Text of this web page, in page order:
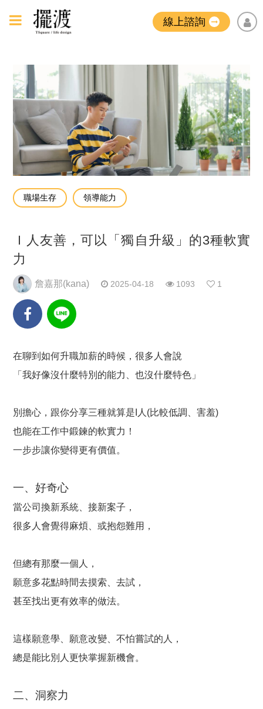
線上諮詢
職場生存 領導能力
Ｉ人友善，可以「獨自升級」的3種軟實
力
詹嘉那(kana) 2025-04-18 1093 1
在聊到如何升職加薪的時候，很多人會說
「我好像沒什麼特別的能力、也沒什麼特色」
別擔心，跟你分享三種就算是I人(比較低調、害羞)
也能在工作中鍛鍊的軟實力！
一步步讓你變得更有價值。
一、好奇心
當公司換新系統、接新案子，
很多人會覺得麻煩、或抱怨難用，
但總有那麼一個人，
願意多花點時間去摸索、去試，
甚至找出更有效率的做法。
這樣願意學、願意改變、不怕嘗試的人，
總是能比別人更快掌握新機會。
二、洞察力